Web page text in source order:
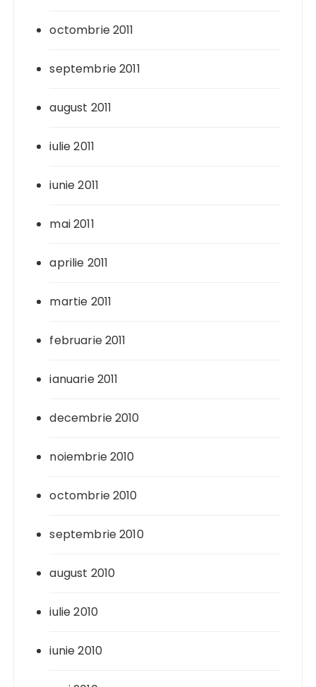
octombrie 2011
septembrie 2011
august 2011
iulie 2011
iunie 2011
mai 2011
aprilie 2011
martie 2011
februarie 2011
ianuarie 2011
decembrie 2010
noiembrie 2010
octombrie 2010
septembrie 2010
august 2010
iulie 2010
iunie 2010